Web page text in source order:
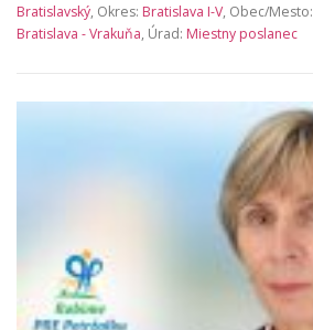
Bratislavský, Okres: Bratislava I-V, Obec/Mesto:
Bratislava - Vrakuňa, Úrad: Miestny poslanec